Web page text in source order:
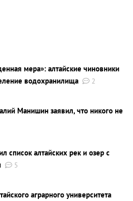
мера»: алтайские чиновники
водохранилища
2
Манишин заявил, что никого не
список алтайских рек и озер с
5
аграрного университета